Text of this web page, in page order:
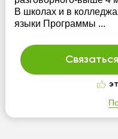
В школах и в
языки Программы ...